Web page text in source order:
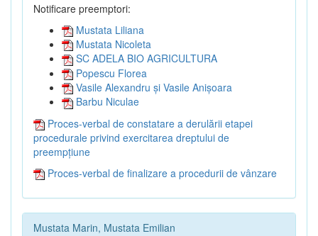
Notificare preemptori:
Mustata Liliana
Mustata Nicoleta
SC ADELA BIO AGRICULTURA
Popescu Florea
Vasile Alexandru și Vasile Anișoara
Barbu Niculae
Proces-verbal de constatare a derulării etapei
procedurale privind exercitarea dreptului de
preempțiune
Proces-verbal de finalizare a procedurii de vânzare
Mustata Marin, Mustata Emilian